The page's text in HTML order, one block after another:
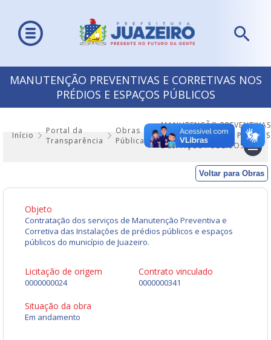
MANUTENÇÃO PREVENTIVAS E CORRETIVAS NOS
PRÉDIOS E ESPAÇOS PÚBLICOS
Início
Portal da
Transparência
Obras
Públicas
MANUTENÇÃO PREVENTIVAS
E CORRETIVAS NOS PRÉDIOS
E ESPAÇOS PÚBLICOS
Voltar para Obras
Objeto
Contratação dos serviços de Manutenção Preventiva e
Corretiva das Instalações de prédios públicos e espaços
públicos do município de Juazeiro.
Licitação de origem
0000000024
Contrato vinculado
0000000341
Situação da obra
Em andamento